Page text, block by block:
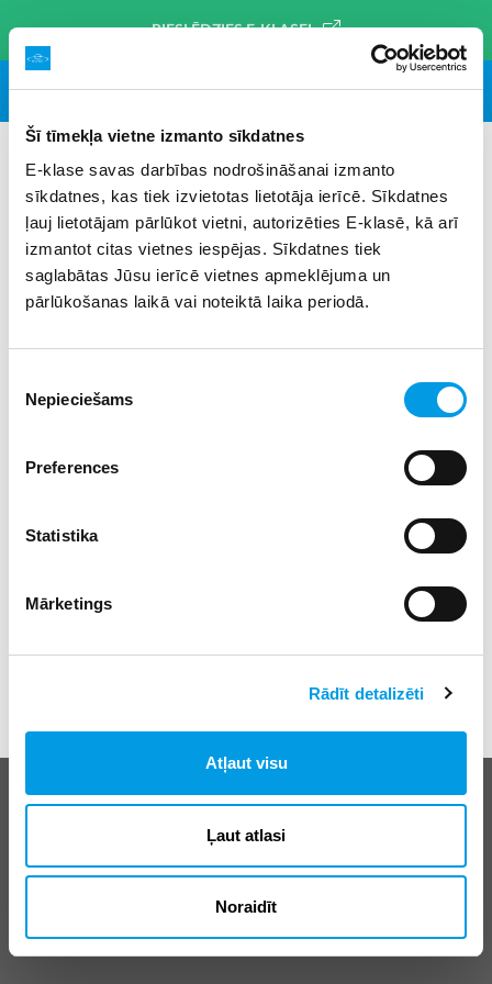
Šī tīmekļa vietne izmanto sīkdatnes
E-klase savas darbības nodrošināšanai izmanto
sīkdatnes, kas tiek izvietotas lietotāja ierīcē. Sīkdatnes
ļauj lietotājam pārlūkot vietni, autorizēties E-klasē, kā arī
izmantot citas vietnes iespējas. Sīkdatnes tiek
saglabātas Jūsu ierīcē vietnes apmeklējuma un
pārlūkošanas laikā vai noteiktā laika periodā.
izvēle
Nepieciešams
Preferences
Statistika
Mārketings
Rādīt detalizēti
Atļaut visu
Ļaut atlasi
Noraidīt
PIESLĒDZIES E-KLASEI
#āzija ×
Biežāk uzdotie jautājumi
E-klases lietošanas noteikumi